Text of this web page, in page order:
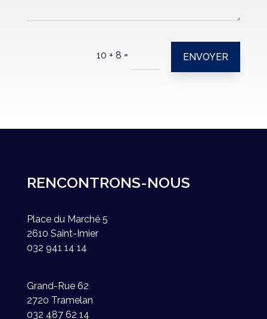
10 + 8 = ENVOYER
RENCONTRONS-NOUS
Place du Marché 5
2610 Saint-Imier
032 941 14 14
Grand-Rue 62
2720 Tramelan
032 487 62 14